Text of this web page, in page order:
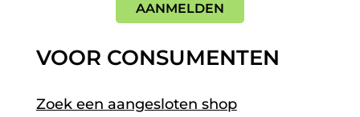
AANMELDEN
VOOR CONSUMENTEN
Zoek een aangesloten shop